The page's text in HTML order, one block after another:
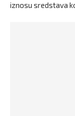
iznosu sredstava